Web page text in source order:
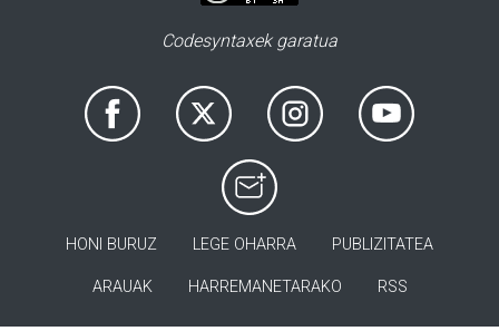
Codesyntaxek garatua
HONI BURUZ LEGE OHARRA PUBLIZITATEA
ARAUAK HARREMANETARAKO RSS